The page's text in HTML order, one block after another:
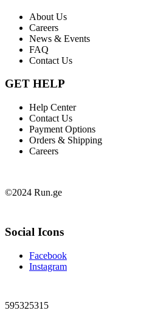
About Us
Careers
News & Events
FAQ
Contact Us
GET HELP
Help Center
Contact Us
Payment Options
Orders & Shipping
Careers
©2024 Run.ge
Social Icons
Facebook
Instagram
595325315